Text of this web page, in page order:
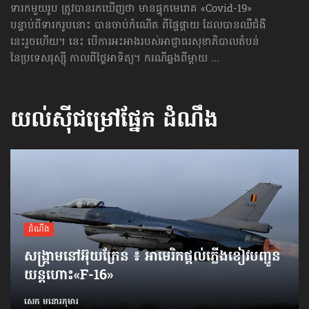
ទារកមួយរូប ត្រូវបានរកឃើញថា មានផ្ទុក​មេរោគ «Covid-19»
បន្ទាប់ពីទារករូបនោះ បានចាប់កំណើត ពីផ្ទៃផ្ដាយ ដែលបានឈឺ​ជំងឺ
នេះ​រួចហើយ។ នេះ បើការអះអាង​របស់​អាជ្ញាធរ​សុខាភិបាល​តំបន់
នៃប្រទេសរុស្ស៊ី កាលពីថ្ងៃអាទិត្យ។ ករណីឆ្លងពីម្ដាយ ...
យល់ស៊ីជម្រៅផ្នែក ដំណឹង
ដំណឹង
សង្គ្រាមនៅអ៊ុយក្រែន ៖ អាមេរិកផ្ដល់ភ្លើងខៀវបញ្ជូន
យន្តហោះ«F-16»
សេក មនោរកុមារ